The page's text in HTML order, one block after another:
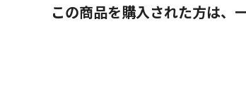
この商品を購入された方は、